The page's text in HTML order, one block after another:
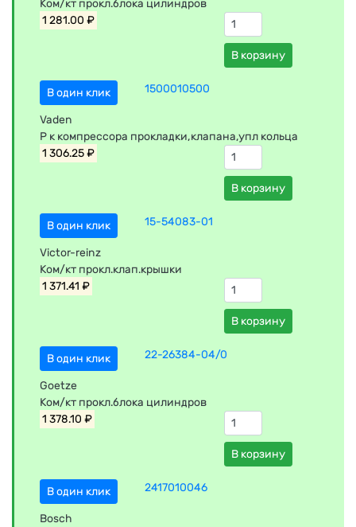
Ком/кт прокл.блока цилиндров
1 281.00 ₽
В корзину
В один клик 1500010500
Vaden
Р к компрессора прокладки,клапана,упл кольца
1 306.25 ₽
В корзину
В один клик 15-54083-01
Victor-reinz
Ком/кт прокл.клап.крышки
1 371.41 ₽
В корзину
В один клик 22-26384-04/0
Goetze
Ком/кт прокл.блока цилиндров
1 378.10 ₽
В корзину
В один клик 2417010046
Bosch